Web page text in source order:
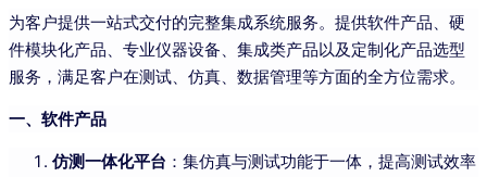
为客户提供一站式交付的完整集成系统服务。提供软件产品、硬
件模块化产品、专业仪器设备、集成类产品以及定制化产品选型
服务，满足客户在测试、仿真、数据管理等方面的全方位需求。
一、软件产品
仿测一体化平台 ：集仿真与测试功能于一体，提高测试效率